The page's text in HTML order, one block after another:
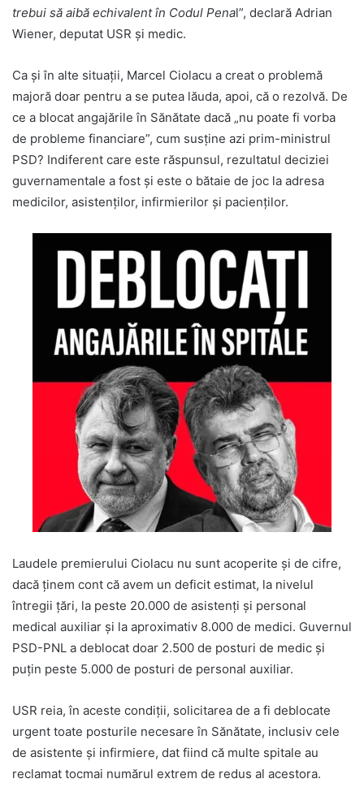
trebui să aibă echivalent în Codul Penal”, declară Adrian
Wiener, deputat USR și medic.
Ca și în alte situații, Marcel Ciolacu a creat o problemă
majoră doar pentru a se putea lăuda, apoi, că o rezolvă. De
ce a blocat angajările în Sănătate dacă „nu poate fi vorba
de probleme financiare”, cum susține azi prim-ministrul
PSD? Indiferent care este răspunsul, rezultatul deciziei
guvernamentale a fost și este o bătaie de joc la adresa
medicilor, asistenților, infirmierilor și pacienților.
Laudele premierului Ciolacu nu sunt acoperite și de cifre,
dacă ținem cont că avem un deficit estimat, la nivelul
întregii țări, la peste 20.000 de asistenți și personal
medical auxiliar și la aproximativ 8.000 de medici. Guvernul
PSD-PNL a deblocat doar 2.500 de posturi de medic și
puțin peste 5.000 de posturi de personal auxiliar.
USR reia, în aceste condiții, solicitarea de a fi deblocate
urgent toate posturile necesare în Sănătate, inclusiv cele
de asistente și infirmiere, dat fiind că multe spitale au
reclamat tocmai numărul extrem de redus al acestora.